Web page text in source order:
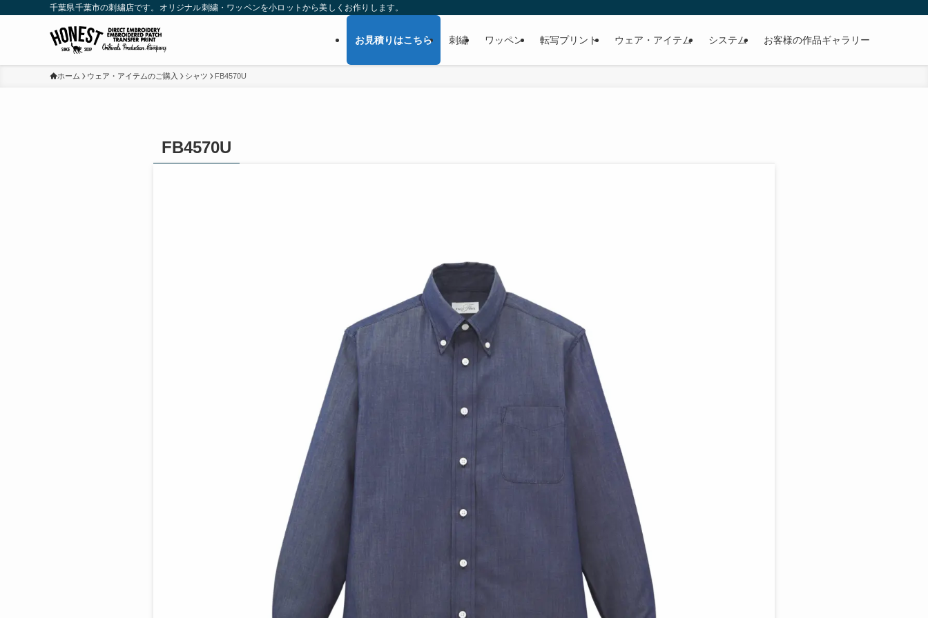
千葉県千葉市の刺繍店です。オリジナル刺繍・ワッペンを小ロットから美しくお作りします。
お見積りはこちら 刺繡 ワッペン 転写プリント ウェア・アイテム システム お客様の作品ギャラリー
ホーム ウェア・アイテムのご購入 シャツ FB4570U
FB4570U